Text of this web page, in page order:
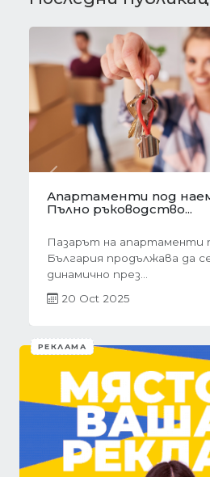
Готови завеси за хол
разстояние
Скъпи дами, нека си
най-голямото
обзавеждането...
01 Oct 2025
РЕКЛАМА